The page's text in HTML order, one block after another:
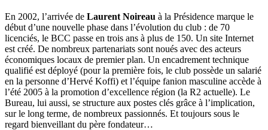
En 2002, l’arrivée de Laurent Noireau à la Présidence marque le
début d’une nouvelle phase dans l’évolution du club : de 70
licenciés, le BCC passe en trois ans à plus de 150. Un site Internet
est créé. De nombreux partenariats sont noués avec des acteurs
économiques locaux de premier plan. Un encadrement technique
qualifié est déployé (pour la première fois, le club possède un salarié
en la personne d’Hervé Koffi) et l’équipe fanion masculine accède à
l’été 2005 à la promotion d’excellence région (la R2 actuelle). Le
Bureau, lui aussi, se structure aux postes clés grâce à l’implication,
sur le long terme, de nombreux passionnés. Et toujours sous le
regard bienveillant du père fondateur…